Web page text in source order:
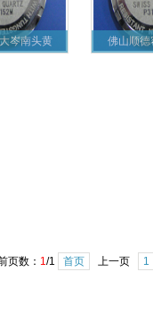
岑南头黄 佛山顺德
页数： 1/1 首页 上一页 1